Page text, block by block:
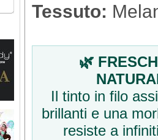
Tessuto:
🌿
Il tinto in filo
brillanti e una
resiste a